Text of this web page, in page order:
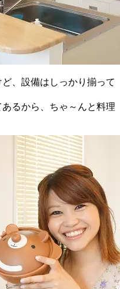
ど、設備はしっかり揃って
あるから、ちゃ～んと料理